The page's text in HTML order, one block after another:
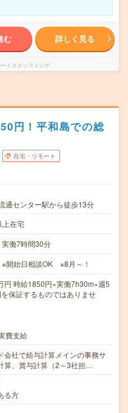
む 詳しく見る
トスタッフィング
円！平和島での総
在宅・リモート
通センター駅から徒歩13分
在宅
働7時間30分
開始日相談OK ※8月～！
時給1850円×実働7h30m×週5
保証するものではありませ
費支給
会社で給与計算メインの事務サ
算、賞与計算（2～3社担…
る方